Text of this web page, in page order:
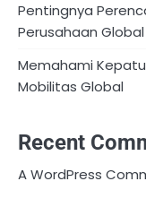
Pentingnya
Perusahaan Global
Memahami
Mobilitas Global
Recent
A WordPress